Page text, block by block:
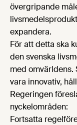
övergripande
expandera.
För att detta ska
den svenska
med omvärldens.
vara innovativ,
Regeringen
nyckelområden:
Fortsatta